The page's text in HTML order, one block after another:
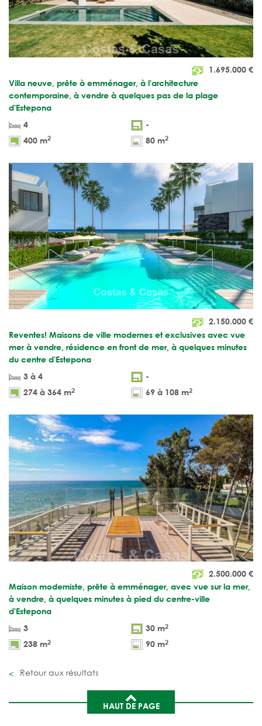
1.695.000 €
Villa neuve, prête à emménager, à l'architecture
contemporaine, à vendre à quelques pas de la plage
d'Estepona
4
-
400 m2 80 m2
2.150.000 €
Reventes! Maisons de ville modernes et exclusives avec vue
mer à vendre, résidence en front de mer, à quelques minutes
du centre d'Estepona
3 à 4
-
274 à 364 m2 69 à 108 m2
2.500.000 €
Maison moderniste, prête à emménager, avec vue sur la mer,
à vendre, à quelques minutes à pied du centre-ville
d'Estepona
3
30 m2
238 m2 90 m2
Retour aux résultats
HAUT DE PAGE